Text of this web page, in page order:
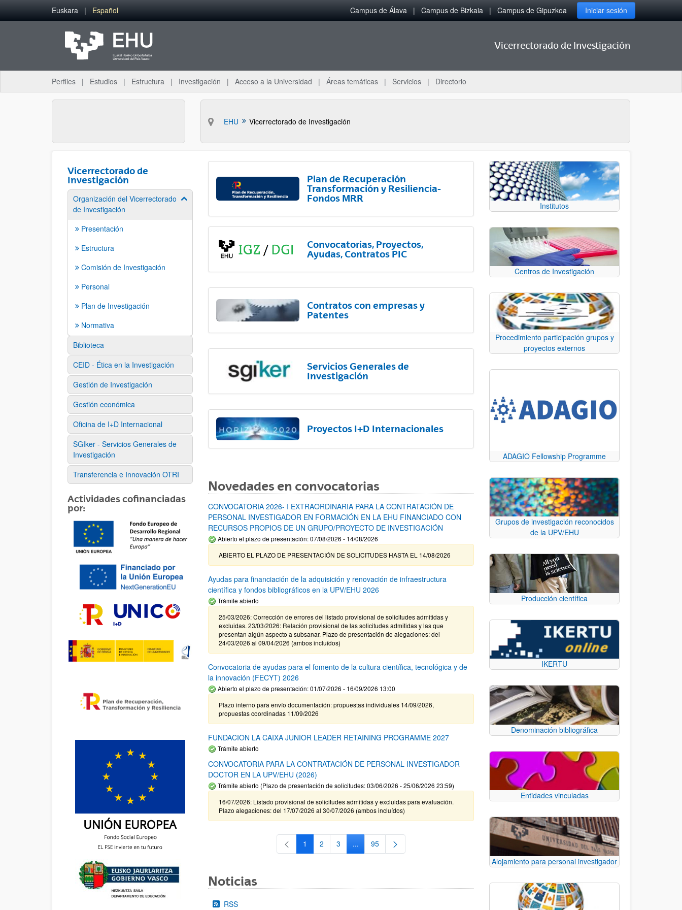
Saltar al contenido principal
Euskara Español Campus de Álava Campus de Bizkaia Campus de Gipuzkoa Iniciar sesión
Vicerrectorado de Investigación
Perfiles Estudios Estructura Investigación Acceso a la Universidad Áreas temáticas Servicios Directorio
EHU Vicerrectorado de Investigación
Vicerrectorado de
Investigación
Organización del Vicerrectorado
de Investigación
Mostrar/ocultar subpáginas
Presentación
Estructura
Comisión de Investigación
Personal
Plan de Investigación
Normativa
Biblioteca
CEID - Ética en la Investigación
Gestión de Investigación
Gestión económica
Oficina de I+D Internacional
SGIker - Servicios Generales de
Investigación
Transferencia e Innovación OTRI
Actividades cofinanciadas
por:
Plan de Recuperación
Transformación y Resiliencia-
Fondos MRR
Convocatorias, Proyectos,
Ayudas, Contratos PIC
Contratos con empresas y
Patentes
Servicios Generales de
Investigación
Proyectos I+D Internacionales
Novedades en convocatorias
CONVOCATORIA 2026- I EXTRAORDINARIA PARA LA CONTRATACIÓN DE
PERSONAL INVESTIGADOR EN FORMACIÓN EN LA EHU FINANCIADO CON
RECURSOS PROPIOS DE UN GRUPO/PROYECTO DE INVESTIGACIÓN
Abierto el plazo de presentación: 07/08/2026 - 14/08/2026
ABIERTO EL PLAZO DE PRESENTACIÓN DE SOLICITUDES HASTA EL 14/08/2026
Ayudas para financiación de la adquisición y renovación de infraestructura
científica y fondos bibliográficos en la UPV/EHU 2026
Trámite abierto
25/03/2026: Corrección de errores del listado provisional de solicitudes admitidas y
excluidas. 23/03/2026: Relación provisional de las solicitudes admitidas y las que
presentan algún aspecto a subsanar. Plazo de presentación de alegaciones: del
24/03/2026 al 09/04/2026 (ambos incluídos)
Convocatoria de ayudas para el fomento de la cultura científica, tecnológica y de
la innovación (FECYT) 2026
Abierto el plazo de presentación: 01/07/2026 - 16/09/2026 13:00
Plazo interno para envío documentación: propuestas individuales 14/09/2026,
propuestas coordinadas 11/09/2026
FUNDACION LA CAIXA JUNIOR LEADER RETAINING PROGRAMME 2027
Trámite abierto
CONVOCATORIA PARA LA CONTRATACIÓN DE PERSONAL INVESTIGADOR
DOCTOR EN LA UPV/EHU (2026)
Trámite abierto (Plazo de presentación de solicitudes: 03/06/2026 - 25/06/2026 23:59)
16/07/2026: Listado provisional de solicitudes admitidas y excluidas para evaluación.
Plazo alegaciones: del 17/07/2026 al 30/07/2026 (ambos incluídos)
Página
1 Página
2 Página
3 ...Páginas intermedias Use TAB para desplazarse.
Página
95
Noticias
RSS
Institutos
Centros de Investigación
Procedimiento participación grupos y
proyectos externos
ADAGIO Fellowship Programme
Grupos de investigación reconocidos
de la UPV/EHU
Producción científica
IKERTU
Denominación bibliográfica
Entidades vinculadas
Alojamiento para personal investigador